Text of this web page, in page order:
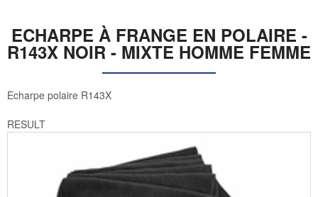
ECHARPE À FRANGE EN POLAIRE -
R143X NOIR - MIXTE HOMME FEMME
Echarpe polaire R143X
RESULT